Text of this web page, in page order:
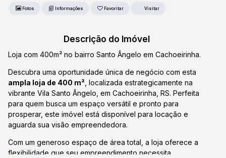
Fotos Favoritar
Descrição do Imóvel
Loja com 400m² no bairro Santo Ângelo em Cachoeirinha.
Descubra uma oportunidade única de negócio com esta
ampla loja de 400 m² , localizada estrategicamente na
vibrante Vila Santo Ângelo, em Cachoeirinha, RS. Perfeita
para quem busca um espaço versátil e pronto para
prosperar, este imóvel está disponível para locação e
aguarda sua visão empreendedora.
Com um generoso espaço de área total, a loja oferece a
flexibilidade que seu empreendimento necessita.